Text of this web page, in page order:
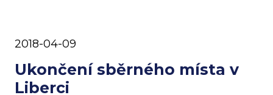
2018-04-09
Ukončení sběrného místa v
Liberci